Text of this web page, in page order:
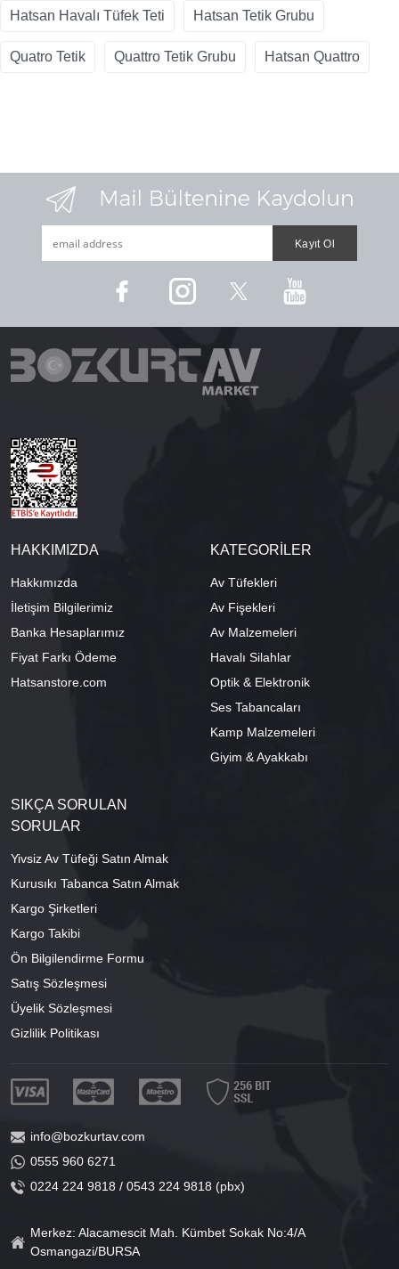
Hatsan Havalı Tüfek Teti Hatsan Tetik Grubu
Quatro Tetik Quattro Tetik Grubu Hatsan Quattro
HAKKIMIZDA
Hakkımızda
İletişim Bilgilerimiz
Banka Hesaplarımız
Fiyat Farkı Ödeme
Hatsanstore.com
KATEGORİLER
Av Tüfekleri
Av Fişekleri
Av Malzemeleri
Havalı Silahlar
Optik & Elektronik
Ses Tabancaları
Kamp Malzemeleri
Giyim & Ayakkabı
SIKÇA SORULAN
SORULAR
Yivsiz Av Tüfeği Satın Almak
Kurusıkı Tabanca Satın Almak
Kargo Şirketleri
Kargo Takibi
Ön Bilgilendirme Formu
Satış Sözleşmesi
Üyelik Sözleşmesi
Gizlilik Politikası
info@bozkurtav.com
0555 960 6271
0224 224 9818 / 0543 224 9818 (pbx)
Merkez: Alacamescit Mah. Kümbet Sokak No:4/A
Osmangazi/BURSA